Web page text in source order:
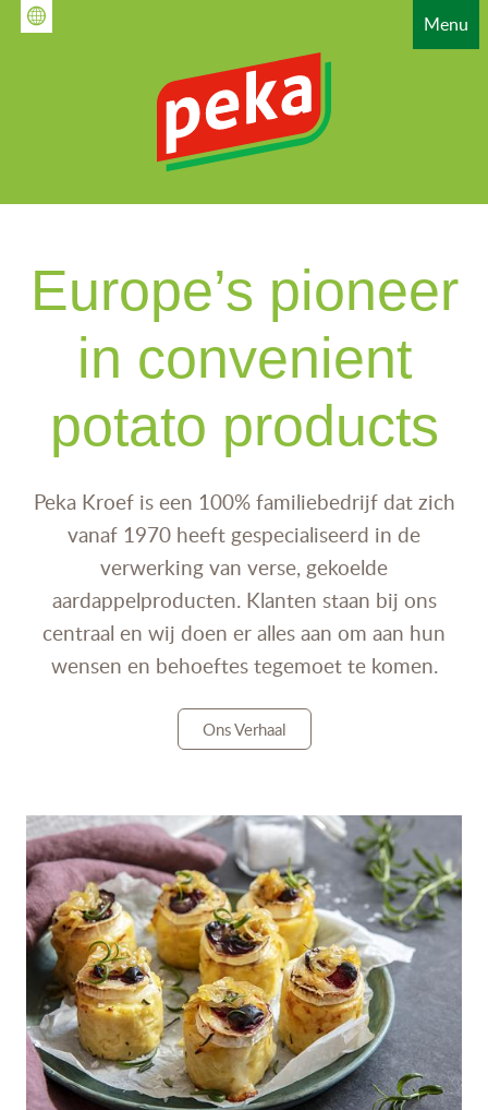
Overslaan
Menu
HAUPTNAVIGATION
Europe’s pioneer
in convenient
potato products
Peka Kroef is een 100% familiebedrijf dat zich
vanaf 1970 heeft gespecialiseerd in de
verwerking van verse, gekoelde
aardappelproducten. Klanten staan bij ons
centraal en wij doen er alles aan om aan hun
wensen en behoeftes tegemoet te komen.
Ons Verhaal